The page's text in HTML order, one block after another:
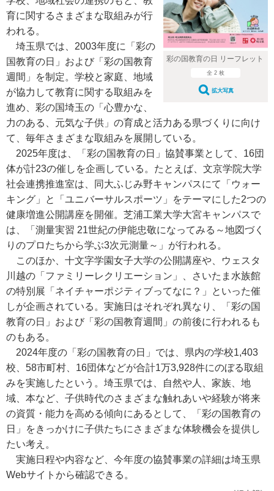
彩の国教育の日 リーフレット
全 2 枚
拡大写真
育に関するさまざまな取組みが行
われる。
埼玉県では、2003年度に「彩の
国教育の日」および「彩の国教育
週間」を制定。学校と家庭、地域
が協力して教育に関する取組みを
進め、彩の国埼玉の「心豊かな、
力のある、元気な子供」の育成と活力ある県づくりに向け
て、毎年さまざまな取組みを展開している。
2025年度は、「彩の国教育の日」協賛事業として、16団
体が計23の催しを企画している。たとえば、文京学院大学
社会連携推進室は、同大ふじみ野キャンパスにて「ウォー
キング」と「ユニバーサルスポーツ」をテーマにした2つの
健康増進公開講座を開催。芝浦工業大学大宮キャンパスで
は、「測量実習 21世紀の伊能忠敬になってみる～地図づく
りのプロたちから学ぶ3次元測量～」が行われる。
このほか、十文字学園女子大学の公開講座や、ウェスタ
川越の「ファミリーレクリエーション」、さいたま水族館
の特別展「ネイチャーポジティブってなに？」といった催
しが企画されている。実施日はそれぞれ異なり、「彩の国
教育の日」および「彩の国教育週間」の前後に行われるも
のもある。
2024年度の「彩の国教育の日」では、県内の学校1,403
校、58市町村、16団体などが合計1万3,928件にのぼる取組
みを実施したという。埼玉県では、自然や人、家族、地
域、本など、子供時代のさまざまな触れあいや経験が将来
の資質・能力を高める傾向にあるとして、「彩の国教育の
日」をきっかけに子供たちにさまざまな体験機会を提供し
たい考え。
実施日程や内容など、今年度の協賛事業の詳細は埼玉県
Webサイトから確認できる。